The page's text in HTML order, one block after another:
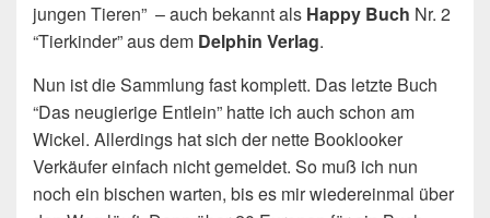
jungen Tieren” – auch bekannt als Happy Buch Nr. 2
“Tierkinder” aus dem Delphin Verlag.
Nun ist die Sammlung fast komplett. Das letzte Buch
“Das neugierige Entlein” hatte ich auch schon am
Wickel. Allerdings hat sich der nette Booklooker
Verkäufer einfach nicht gemeldet. So muß ich nun
noch ein bischen warten, bis es mir wiedereinmal über